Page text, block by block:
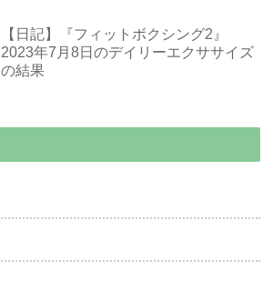
【日記】『フィットボクシング2』
2023年7月8日のデイリーエクササイズ
の結果